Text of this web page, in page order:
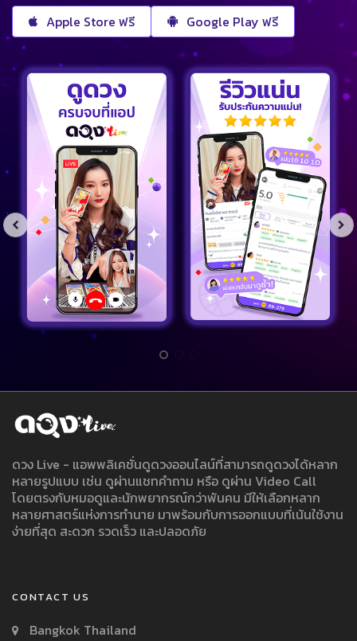
Apple Store ฟรี Google Play ฟรี
ดวง Live - แอพพลิเคชั่นดูดวงออนไลน์ที่สามารถดูดวงได้หลาก
หลายรูปแบบ เช่น ดูผ่านแชทคำถาม หรือ ดูผ่าน Video Call
โดยตรงกับหมอดูและนักพยากรณ์กว่าพันคน มีให้เลือกหลาก
หลายศาสตร์แห่งการทำนาย มาพร้อมกับการออกแบบที่เน้นใช้งาน
ง่ายที่สุด สะดวก รวดเร็ว และปลอดภัย
CONTACT US
Bangkok Thailand